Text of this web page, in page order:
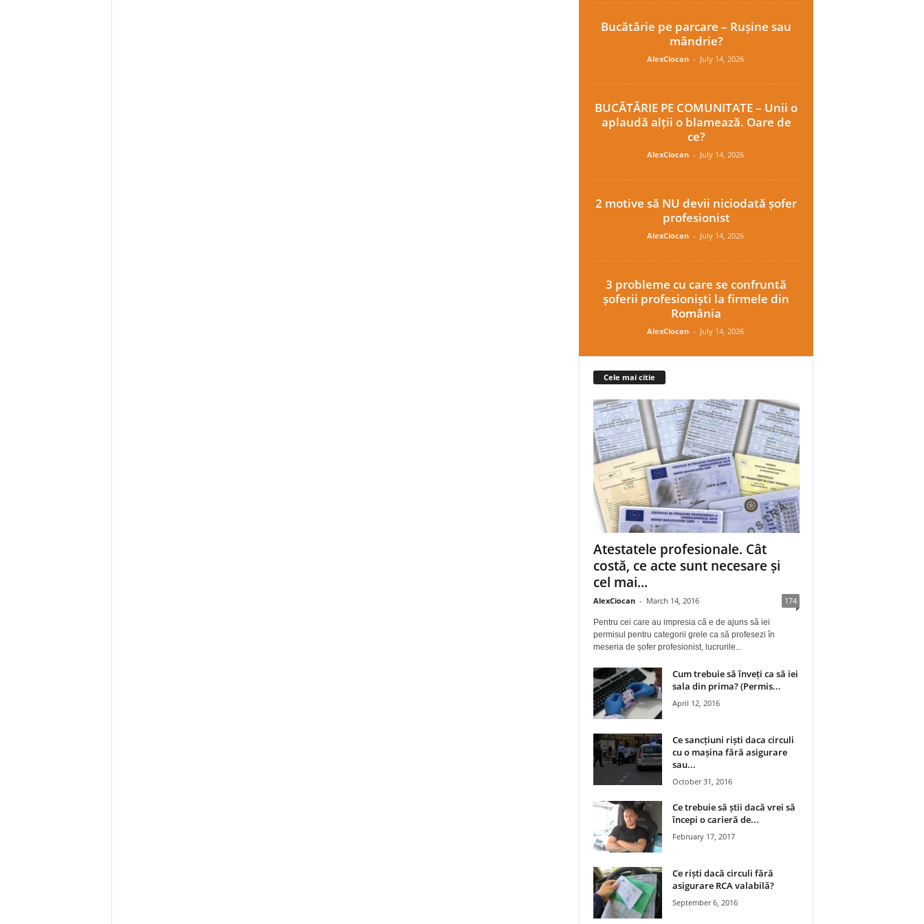
Bucătărie pe parcare – Rușine sau
mândrie?
AlexCiocan - July 14, 2026
BUCĂTĂRIE PE COMUNITATE – Unii o
aplaudă alții o blamează. Oare de
ce?
AlexCiocan - July 14, 2026
2 motive să NU devii niciodată șofer
profesionist
AlexCiocan - July 14, 2026
3 probleme cu care se confruntă
șoferii profesioniști la firmele din
România
AlexCiocan - July 14, 2026
Cele mai citie
Atestatele profesionale. Cât
costă, ce acte sunt necesare și
cel mai...
AlexCiocan - March 14, 2016 174
Pentru cei care au impresia că e de ajuns să iei
permisul pentru categorii grele ca să profesezi în
meseria de șofer profesionist, lucrurile...
Cum trebuie să înveți ca să iei
sala din prima? (Permis...
April 12, 2016
Ce sancțiuni riști daca circuli
cu o mașina fără asigurare
sau...
October 31, 2016
Ce trebuie să știi dacă vrei să
începi o carieră de...
February 17, 2017
Ce riști dacă circuli fără
asigurare RCA valabilă?
September 6, 2016